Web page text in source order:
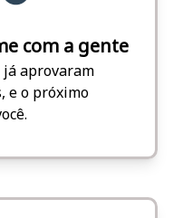
com a gente
aprovaram
e o próximo